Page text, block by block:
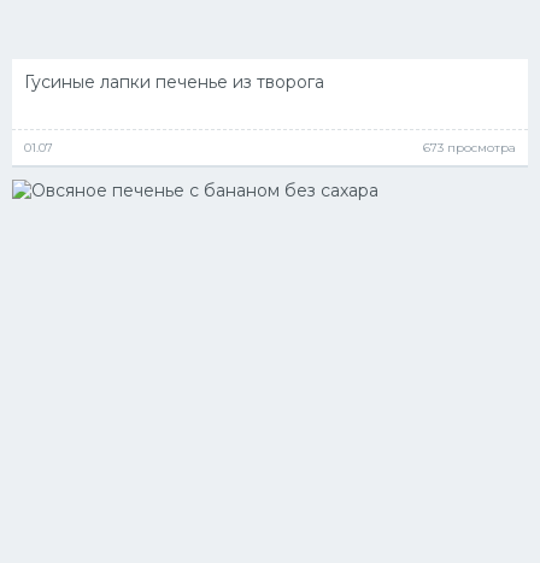
Гусиные лапки печенье из творога
01.07 673 просмотра